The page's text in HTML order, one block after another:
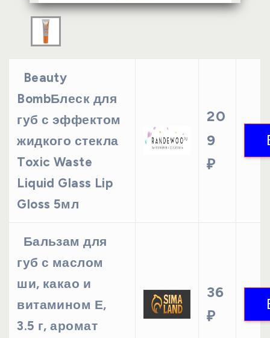
Beauty
BombБлеск для
губ с эффектом
жидкого стекла
Toxic Waste
Liquid Glass Lip
Gloss 5мл
20
9
₽
Бальзам для
губ с маслом
ши, какао и
витамином Е,
3.5 г, аромат
36
₽